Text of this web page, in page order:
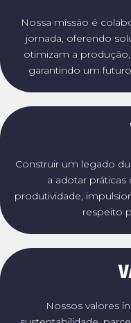
Nossa missão é
jornada, oferendo
otimizam a
garantindo um
Construir um legado
a adotar
produtividade,
respeito
Nossos valores